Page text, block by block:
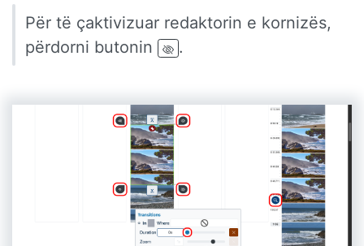
Për të çaktivizuar redaktorin e kornizës,
përdorni butonin
.